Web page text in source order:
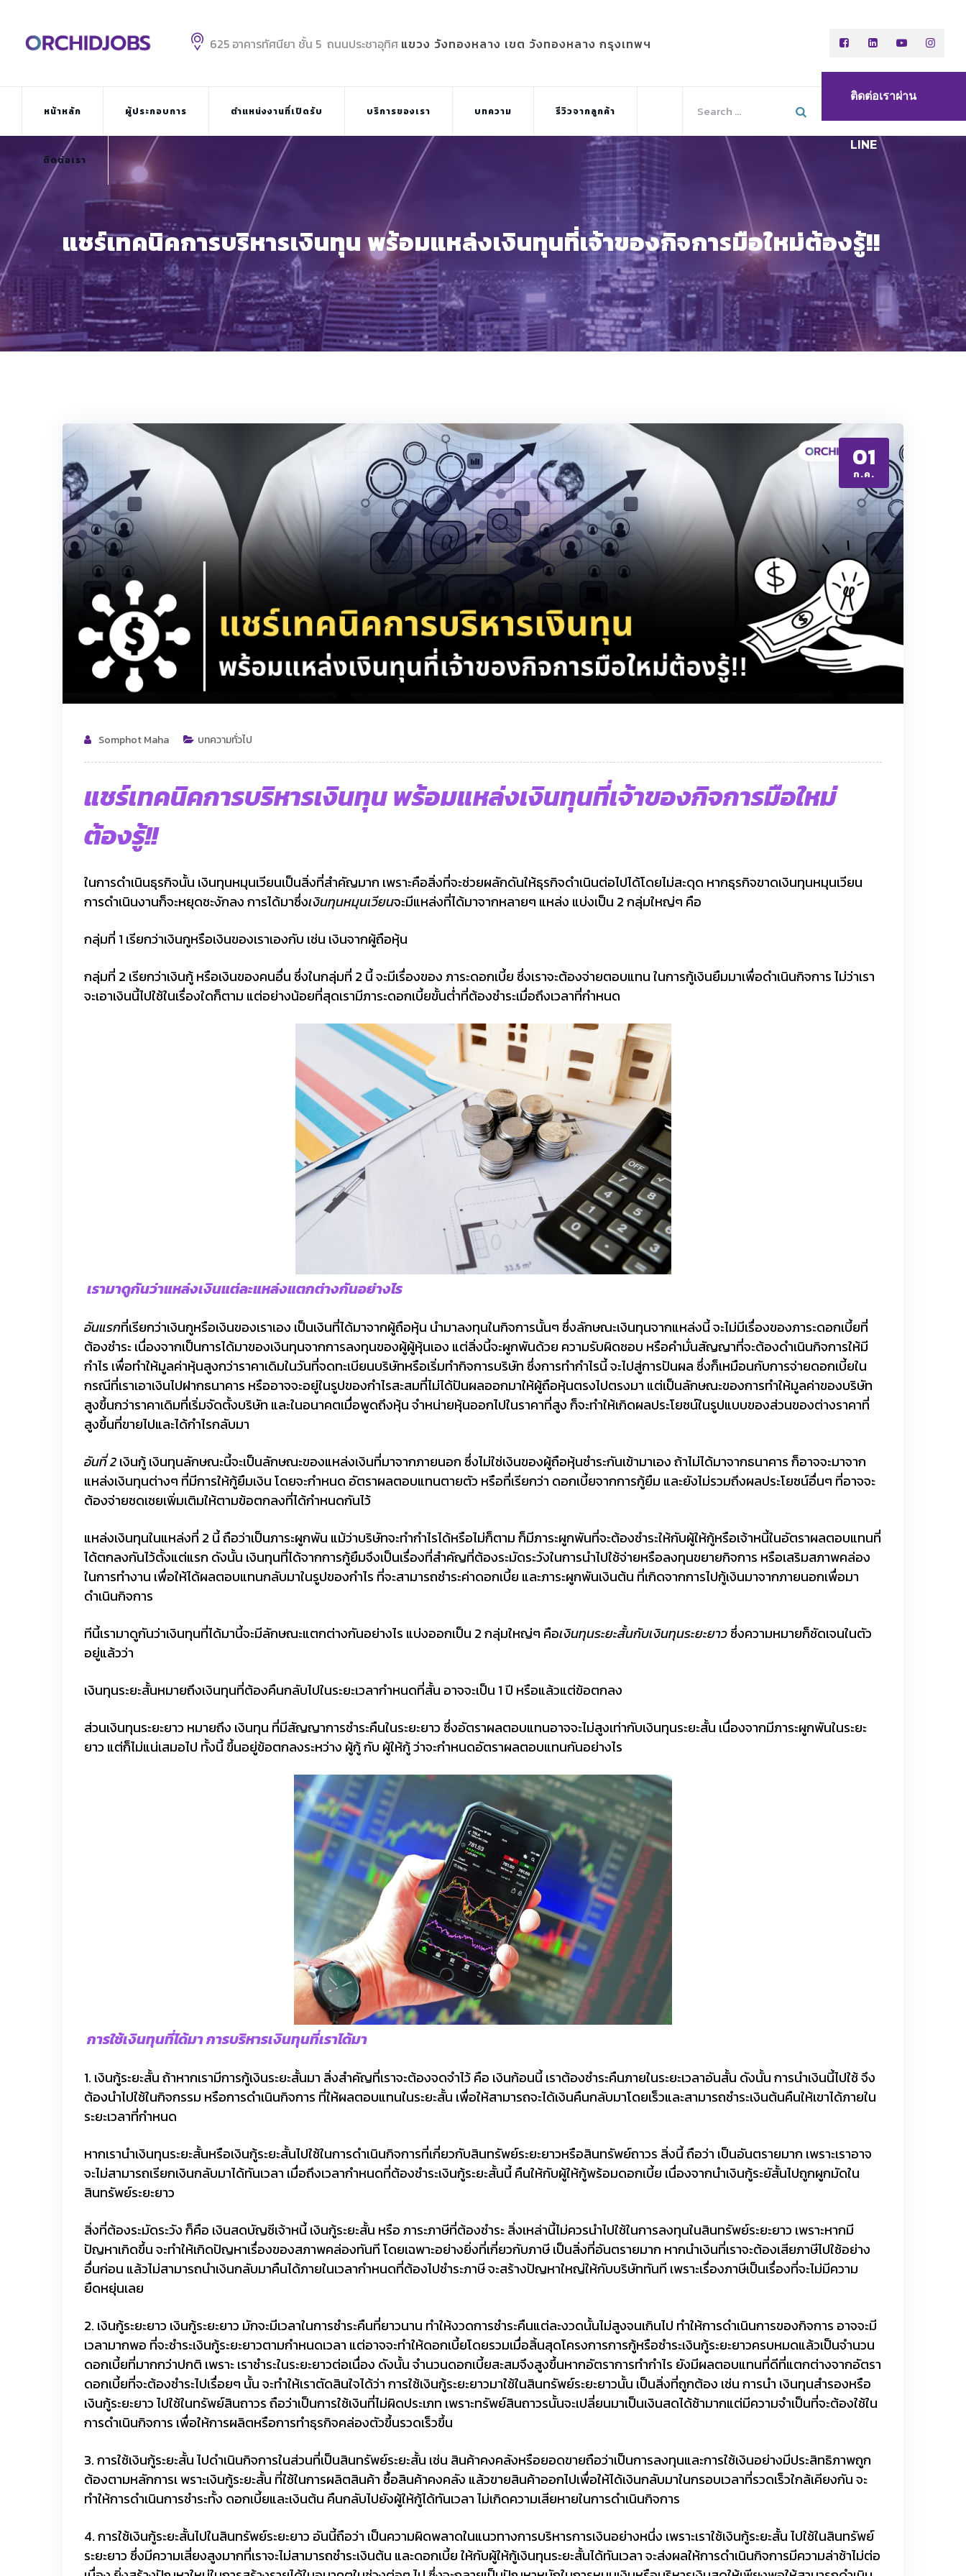
content
625 อาคารทัศนียา ชั้น 5 ถนนประชาอุทิศ แขวง วังทองหลาง เขต วังทองหลาง กรุงเทพฯ
หน้าหลัก ผู้ประกอบการ ตำแหน่งงานที่เปิดรับ บริการของเรา บทความ รีวิวจากลูกค้า
ติดต่อเรา
ติดต่อเราผ่าน
LINE
แชร์เทคนิคการบริหารเงินทุน พร้อมแหล่งเงินทุนที่เจ้าของกิจการมือใหม่ต้องรู้!!
01
ก.ค.
Somphot Maha บทความทั่วไป
แชร์เทคนิคการบริหารเงินทุน พร้อมแหล่งเงินทุนที่เจ้าของกิจการมือใหม่
ต้องรู้!!
ในการดำเนินธุรกิจนั้น เงินทุนหมุนเวียนเป็นสิ่งที่สำคัญมาก เพราะคือสิ่งที่จะช่วยผลักดันให้ธุรกิจดำเนินต่อไปได้โดยไม่สะดุด หากธุรกิจขาดเงินทุนหมุนเวียน
การดำเนินงานก็จะหยุดชะงักลง การได้มาซึ่งเงินทุนหมุนเวียนจะมีแหล่งที่ได้มาจากหลายๆ แหล่ง แบ่งเป็น 2 กลุ่มใหญ่ๆ คือ
กลุ่มที่ 1 เรียกว่าเงินกูหรือเงินของเราเองกับ เช่น เงินจากผู้ถือหุ้น
กลุ่มที่ 2 เรียกว่าเงินกู้ หรือเงินของคนอื่น ซึ่งในกลุ่มที่ 2 นี้ จะมีเรื่องของ ภาระดอกเบี้ย ซึ่งเราจะต้องจ่ายตอบแทน ในการกู้เงินยืมมาเพื่อดำเนินกิจการ ไม่ว่าเรา
จะเอาเงินนี้ไปใช้ในเรื่องใดก็ตาม แต่อย่างน้อยที่สุดเรามีภาระดอกเบี้ยขั้นต่ำที่ต้องชำระเมื่อถึงเวลาที่กำหนด
เรามาดูกันว่าแหล่งเงินแต่ละแหล่งแตกต่างกันอย่างไร
อันแรกที่เรียกว่าเงินกูหรือเงินของเราเอง เป็นเงินที่ได้มาจากผู้ถือหุ้น นำมาลงทุนในกิจการนั้นๆ ซึ่งลักษณะเงินทุนจากแหล่งนี้ จะไม่มีเรื่องของภาระดอกเบี้ยที่
ต้องชำระ เนื่องจากเป็นการได้มาของเงินทุนจากการลงทุนของผู้ผู้หุ้นเอง แต่สิ่งนี้จะผูกพันด้วย ความรับผิดชอบ หรือคำมั่นสัญญาที่จะต้องดำเนินกิจการให้มี
กำไร เพื่อทำให้มูลค่าหุ้นสูงกว่าราคาเดิมในวันที่จดทะเบียนบริษัทหรือเริ่มทำกิจการบริษัท ซึ่งการทำกำไรนี้ จะไปสู่การปันผล ซึ่งก็เหมือนกับการจ่ายดอกเบี้ยใน
กรณีที่เราเอาเงินไปฝากธนาคาร หรืออาจจะอยู่ในรูปของกำไรสะสมที่ไม่ได้ปันผลออกมาให้ผู้ถือหุ้นตรงไปตรงมา แต่เป็นลักษณะของการทำให้มูลค่าของบริษัท
สูงขึ้นกว่าราคาเดิมที่เริ่มจัดตั้งบริษัท และในอนาคตเมื่อพูดถึงหุ้น จำหน่ายหุ้นออกไปในราคาที่สูง ก็จะทำให้เกิดผลประโยชน์ในรูปแบบของส่วนของต่างราคาที่
สูงขึ้นที่ขายไปและได้กำไรกลับมา
อันที่2เงินกู้ เงินทุนลักษณะนี้จะเป็นลักษณะของแหล่งเงินที่มาจากภายนอก ซึ่งไม่ใช่เงินของผู้ถือหุ้นชำระกันเข้ามาเอง ถ้าไม่ได้มาจากธนาคาร ก็อาจจะมาจาก
แหล่งเงินทุนต่างๆ ที่มีการให้กู้ยืมเงิน โดยจะกำหนด อัตราผลตอบแทนตายตัว หรือที่เรียกว่า ดอกเบี้ยจากการกู้ยืม และยังไม่รวมถึงผลประโยชน์อื่นๆ ที่อาจจะ
ต้องจ่ายชดเชยเพิ่มเติมให้ตามข้อตกลงที่ได้กำหนดกันไว้
แหล่งเงินทุนในแหล่งที่ 2 นี้ ถือว่าเป็นภาระผูกพัน แม้ว่าบริษัทจะทำกำไรได้หรือไม่ก็ตาม ก็มีภาระผูกพันที่จะต้องชำระให้กับผู้ให้กู้หรือเจ้าหนี้ในอัตราผลตอบแทนที่
ได้ตกลงกันไว้ตั้งแต่แรก ดังนั้น เงินทุนที่ได้จากการกู้ยืมจึงเป็นเรื่องที่สำคัญที่ต้องระมัดระวังในการนำไปใช้จ่ายหรือลงทุนขยายกิจการ หรือเสริมสภาพคล่อง
ในการทำงาน เพื่อให้ได้ผลตอบแทนกลับมาในรูปของกำไร ที่จะสามารถชำระค่าดอกเบี้ย และภาระผูกพันเงินต้น ที่เกิดจากการไปกู้เงินมาจากภายนอกเพื่อมา
ดำเนินกิจการ
ทีนี้เรามาดูกันว่าเงินทุนที่ได้มานี้จะมีลักษณะแตกต่างกันอย่างไร แบ่งออกเป็น 2 กลุ่มใหญ่ๆ คือเงินทุนระยะสั้นกับเงินทุนระยะยาวซึ่งความหมายก็ชัดเจนในตัว
อยู่แล้วว่า
เงินทุนระยะสั้นหมายถึงเงินทุนที่ต้องคืนกลับไปในระยะเวลากำหนดที่สั้น อาจจะเป็น 1 ปี หรือแล้วแต่ข้อตกลง
ส่วนเงินทุนระยะยาว หมายถึง เงินทุน ที่มีสัญญาการชำระคืนในระยะยาว ซึ่งอัตราผลตอบแทนอาจจะไม่สูงเท่ากับเงินทุนระยะสั้น เนื่องจากมีภาระผูกพันในระยะ
ยาว แต่ก็ไม่แน่เสมอไป ทั้งนี้ ขึ้นอยู่ข้อตกลงระหว่าง ผู้กู้ กับ ผู้ให้กู้ ว่าจะกำหนดอัตราผลตอบแทนกันอย่างไร
การใช้เงินทุนที่ได้มา การบริหารเงินทุนที่เราได้มา
1. เงินกู้ระยะสั้น ถ้าหากเรามีการกู้เงินระยะสั้นมา สิ่งสำคัญที่เราจะต้องจดจำไว้ คือ เงินก้อนนี้ เราต้องชำระคืนภายในระยะเวลาอันสั้น ดังนั้น การนำเงินนี้ไปใช้ จึง
ต้องนำไปใช้ในกิจกรรม หรือการดำเนินกิจการ ที่ให้ผลตอบแทนในระยะสั้น เพื่อให้สามารถจะได้เงินคืนกลับมาโดยเร็วและสามารถชำระเงินต้นคืนให้เขาได้ภายใน
ระยะเวลาที่กำหนด
หากเรานำเงินทุนระยะสั้นหรือเงินกู้ระยะสั้นไปใช้ในการดำเนินกิจการที่เกี่ยวกับสินทรัพย์ระยะยาวหรือสินทรัพย์ถาวร สิ่งนี้ ถือว่า เป็นอันตรายมาก เพราะเราอาจ
จะไม่สามารถเรียกเงินกลับมาได้ทันเวลา เมื่อถึงเวลากำหนดที่ต้องชำระเงินกู้ระยะสั้นนี้ คืนให้กับผู้ให้กู้พร้อมดอกเบี้ย เนื่องจากนำเงินกู้ระยัสั้นไปถูกผูกมัดใน
สินทรัพย์ระยะยาว
สิ่งที่ต้องระมัดระวัง ก็คือ เงินสดบัญชีเจ้าหนี้ เงินกู้ระยะสั้น หรือ ภาระภาษีที่ต้องชำระ สิ่งเหล่านี้ไม่ควรนำไปใช้ในการลงทุนในสินทรัพย์ระยะยาว เพราะหากมี
ปัญหาเกิดขึ้น จะทำให้เกิดปัญหาเรื่องของสภาพคล่องทันที โดยเฉพาะอย่างยิ่งที่เกี่ยวกับภาษี เป็นสิ่งที่อันตรายมาก หากนำเงินที่เราจะต้องเสียภาษีไปใช้อย่าง
อื่นก่อน แล้วไม่สามารถนำเงินกลับมาคืนได้ภายในเวลากำหนดที่ต้องไปชำระภาษี จะสร้างปัญหาใหญ่ให้กับบริษัททันที เพราะเรื่องภาษีเป็นเรื่องที่จะไม่มีความ
ยืดหยุ่นเลย
2. เงินกู้ระยะยาว เงินกู้ระยะยาว มักจะมีเวลาในการชำระคืนที่ยาวนาน ทำให้งวดการชำระคืนแต่ละงวดนั้นไม่สูงจนเกินไป ทำให้การดำเนินการของกิจการ อาจจะมี
เวลามากพอ ที่จะชำระเงินกู้ระยะยาวตามกำหนดเวลา แต่อาจจะทำให้ดอกเบี้ยโดยรวมเมื่อสิ้นสุดโครงการการกู้หรือชำระเงินกู้ระยะยาวครบหมดแล้วเป็นจำนวน
ดอกเบี้ยที่มากกว่าปกติ เพราะ เราชำระในระยะยาวต่อเนื่อง ดังนั้น จำนวนดอกเบี้ยสะสมจึงสูงขึ้นหากอัตราการทำกำไร ยังมีผลตอบแทนที่ดีที่แตกต่างจากอัตรา
ดอกเบี้ยที่จะต้องชำระไปเรื่อยๆ นั้น จะทำให้เราตัดสินใจได้ว่า การใช้เงินกู้ระยะยาวมาใช้ในสินทรัพย์ระยะยาวนั้น เป็นสิ่งที่ถูกต้อง เช่น การนำ เงินทุนสำรองหรือ
เงินกู้ระยะยาว ไปใช้ในทรัพย์สินถาวร ถือว่าเป็นการใช้เงินที่ไม่ผิดประเภท เพราะทรัพย์สินถาวรนั้นจะเปลี่ยนมาเป็นเงินสดได้ช้ามากแต่มีความจำเป็นที่จะต้องใช้ใน
การดำเนินกิจการ เพื่อให้การผลิตหรือการทำธุรกิจคล่องตัวขึ้นรวดเร็วขึ้น
3. การใช้เงินกู้ระยะสั้น ไปดำเนินกิจการในส่วนที่เป็นสินทรัพย์ระยะสั้น เช่น สินค้าคงคลังหรือยอดขายถือว่าเป็นการลงทุนและการใช้เงินอย่างมีประสิทธิภาพถูก
ต้องตามหลักการเ พราะเงินกู้ระยะสั้น ที่ใช้ในการผลิตสินค้า ซื้อสินค้าคงคลัง แล้วขายสินค้าออกไปเพื่อให้ได้เงินกลับมาในกรอบเวลาที่รวดเร็วใกล้เคียงกัน จะ
ทำให้การดำเนินการชำระทั้ง ดอกเบี้ยและเงินต้น คืนกลับไปยังผู้ให้กู้ได้ทันเวลา ไม่เกิดความเสียหายในการดำเนินกิจการ
4. การใช้เงินกู้ระยะสั้นไปในสินทรัพย์ระยะยาว อันนี้ถือว่า เป็นความผิดพลาดในแนวทางการบริหารการเงินอย่างหนึ่ง เพราะเราใช้เงินกู้ระยะสั้น ไปใช้ในสินทรัพย์
ระยะยาว ซึ่งมีความเสี่ยงสูงมากที่เราจะไม่สามารถชำระเงินต้น และดอกเบี้ย ให้กับผู้ให้กู้เงินทุนระยะสั้นได้ทันเวลา จะส่งผลให้การดำเนินกิจการมีความล่าช้าไม่ต่อ